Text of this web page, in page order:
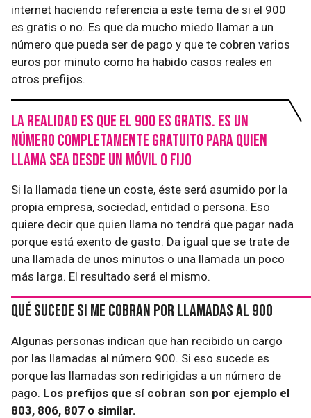
internet haciendo referencia a este tema de si el 900
es gratis o no. Es que da mucho miedo llamar a un
número que pueda ser de pago y que te cobren varios
euros por minuto como ha habido casos reales en
otros prefijos.
La realidad es que el 900 es gratis. Es un
número completamente gratuito para quien
llama sea desde un móvil o fijo
Si la llamada tiene un coste, éste será asumido por la
propia empresa, sociedad, entidad o persona. Eso
quiere decir que quien llama no tendrá que pagar nada
porque está exento de gasto. Da igual que se trate de
una llamada de unos minutos o una llamada un poco
más larga. El resultado será el mismo.
Qué sucede si me cobran por llamadas al 900
Algunas personas indican que han recibido un cargo
por las llamadas al número 900. Si eso sucede es
porque las llamadas son redirigidas a un número de
pago. Los prefijos que sí cobran son por ejemplo el
803, 806, 807 o similar.